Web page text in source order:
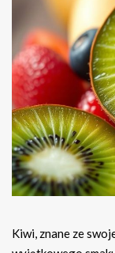
Kiwi, znane ze